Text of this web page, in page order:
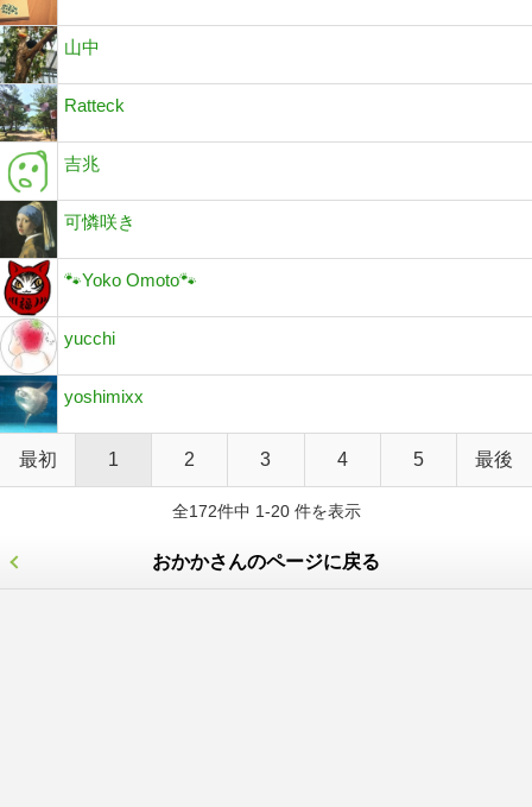
山中
Ratteck
吉兆
可憐咲き
🐾Yoko Omoto🐾
yucchi
yoshimixx
最初 1 2 3 4 5 最後
全172件中 1-20 件を表示
おかかさんのページに戻る